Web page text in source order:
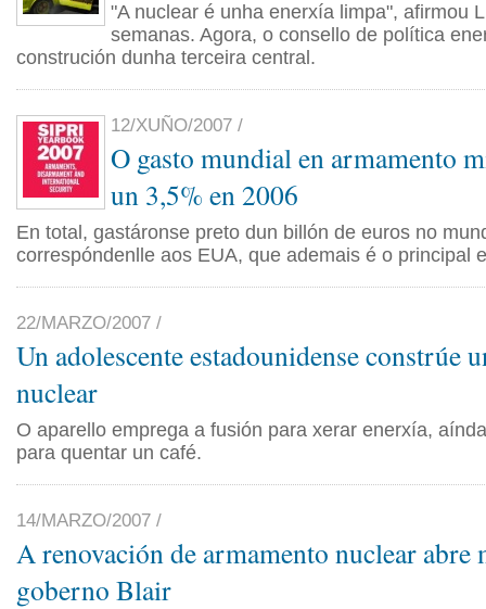
"A nuclear é unha enerxía limpa", afirmou
semanas. Agora, o consello de política
construción dunha terceira central.
12/XUÑO/2007 /
O gasto mundial en armamento
un 3,5% en 2006
En total, gastáronse preto dun billón de euros no
correspóndenlle aos EUA, que ademais é o principal
22/MARZO/2007 /
Un adolescente estadounidense constrúe
nuclear
O aparello emprega a fusión para xerar enerxía,
para quentar un café.
14/MARZO/2007 /
A renovación de armamento nuclear abre
goberno Blair